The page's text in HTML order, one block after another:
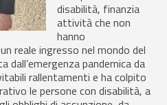
disabilità, finanzia
attività che non
hanno
reale ingresso nel mondo del
pandemica da
rallentamenti e ha colpito
le persone con disabilità, a